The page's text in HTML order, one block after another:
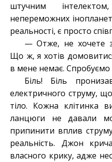
штучним
непереможних
реальності, є просто
— Отже, не хочете
Що ж, я хотів
в мене немає.
Біль! Біль
електричного струму,
тіло. Кожна клітинка
ланцюги не давали
припинити вплив
реальність. Джон
власного крику, адже